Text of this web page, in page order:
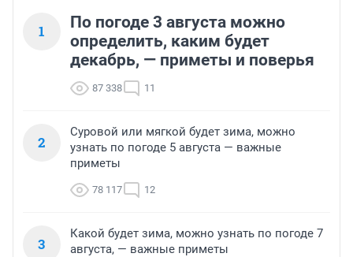
1
По погоде 3 августа можно
определить, каким будет
декабрь, — приметы и поверья
87 338 11
2
Суровой или мягкой будет зима, можно
узнать по погоде 5 августа — важные
приметы
78 117 12
3
Какой будет зима, можно узнать по погоде 7
августа, — важные приметы